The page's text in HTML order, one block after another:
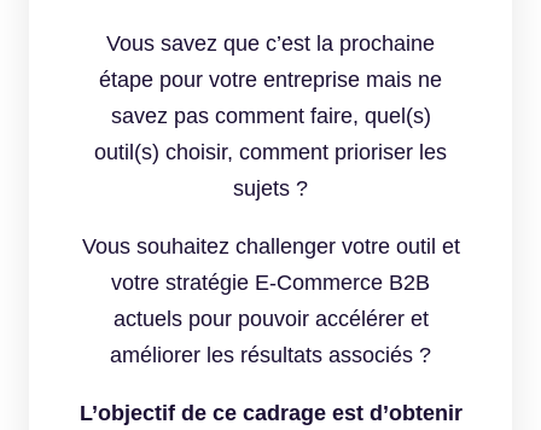
Vous savez que c’est la prochaine
étape pour votre entreprise mais ne
savez pas comment faire, quel(s)
outil(s) choisir, comment prioriser les
sujets ?
Vous souhaitez challenger votre outil et
votre stratégie E-Commerce B2B
actuels pour pouvoir accélérer et
améliorer les résultats associés ?
L’objectif de ce cadrage est d’obtenir